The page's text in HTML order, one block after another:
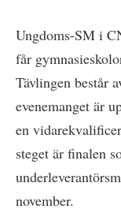
Ungdoms-SM i
får
Tävlingen består
evenemanget är
en
steget är finalen
november.